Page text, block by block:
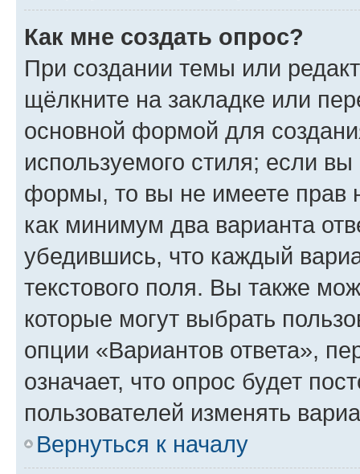
Как мне создать опрос?
При создании темы или
щёлкните на закладке или
основной формой для
используемого стиля; если
формы, то вы не имеете прав
как минимум два варианта
убедившись, что каждый
текстового поля. Вы также
которые могут выбрать
опции «Вариантов ответа»,
означает, что опрос будет
пользователей изменять
Вернуться к началу